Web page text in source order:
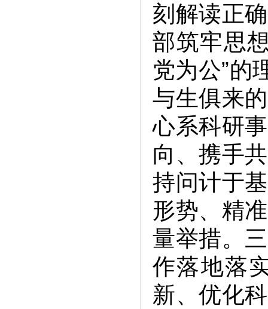
刻解读正
部筑牢思
党为公”的
与生俱来
心系科研
向、携手
持问计于
形势、精
量举措。
作落地落
新、优化